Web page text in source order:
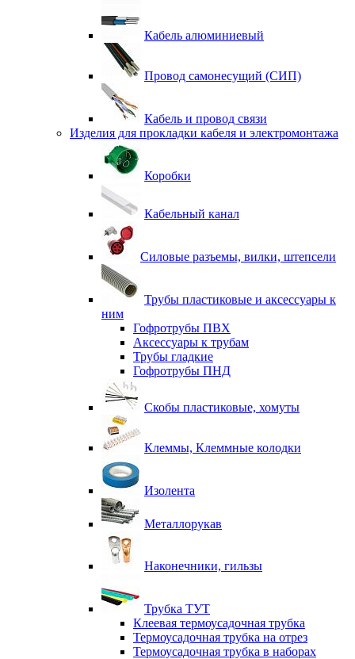
Кабель алюминиевый
Провод самонесущий (СИП)
Кабель и провод связи
Изделия для прокладки кабеля и электромонтажа
Коробки
Кабельный канал
Силовые разъемы, вилки, штепсели
Трубы пластиковые и аксессуары к
ним
Гофротрубы ПВХ
Аксессуары к трубам
Трубы гладкие
Гофротрубы ПНД
Скобы пластиковые, хомуты
Клеммы, Клеммные колодки
Изолента
Металлорукав
Наконечники, гильзы
Трубка ТУТ
Клеевая термоусадочная трубка
Термоусадочная трубка на отрез
Термоусадочная трубка в наборах